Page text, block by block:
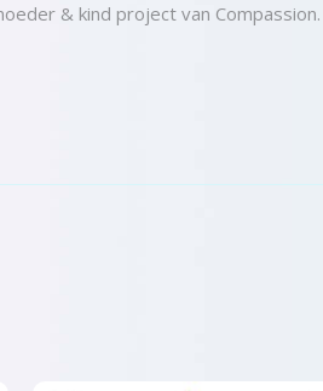
& kind project van